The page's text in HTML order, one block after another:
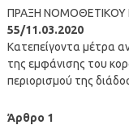
ΠΡΑΞΗ ΝΟΜΟΘΕΤΙΚΟΥ
55/11.03.2020
Κατεπείγοντα μέτρα
της εμφάνισης του
περιορισμού της
Άρθρο 1